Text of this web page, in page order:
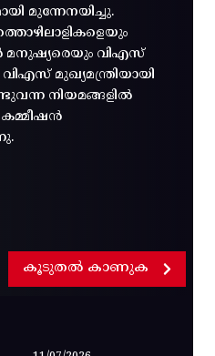
മുന്നേനയിച്ചു.
മനുഷ്യരെയും വിഎസ്
വിഎസ് മുഖ്യമന്ത്രിയായി
നിയമങ്ങളിൽ
കൂടുതൽ കാണുക